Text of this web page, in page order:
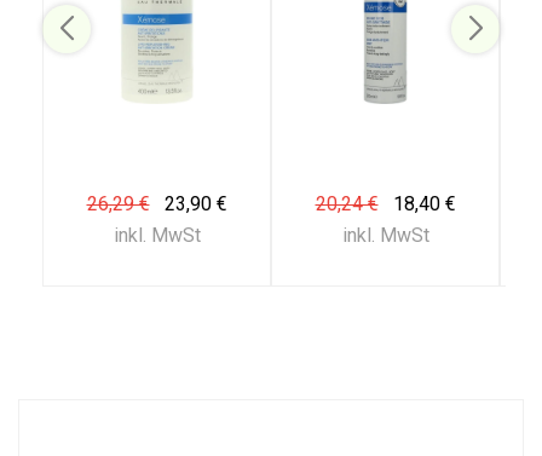
26,29 €
23,90 €
inkl. MwSt
20,24 €
18,40 €
inkl. MwSt